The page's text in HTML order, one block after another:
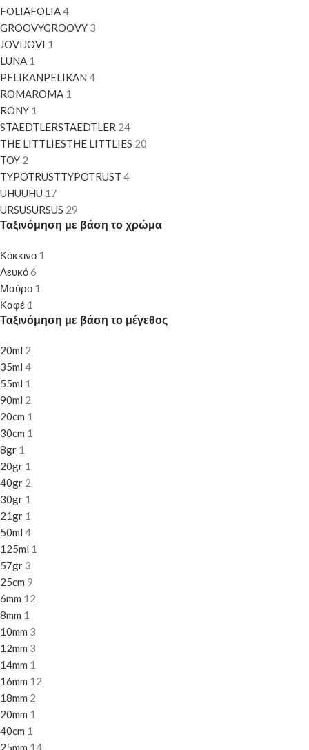
FOLIAFOLIA4
GROOVYGROOVY 3
JOVI JOVI 1
LUNA 1
PELIKANPELIKAN 4
ROMAROMA 1
RONY 1
STAEDTLERSTAEDTLER 24
THE LITTLIESTHE LITTLIES 20
TOY 2
TYPOTRUSTTYPOTRUST 4
UHUUHU 17
URSUSURSUS 29
Ταξινόμηση με βάση το χρώμα
Κόκκινο 1
Λευκό6
Μαύρο 1
Καφέ 1
Ταξινόμηση με βάση το μέγεθος
20ml 2
35ml 4
55ml 1
90ml 2
20cm 1
30cm 1
8gr 1
20gr 1
40gr 2
30gr 1
21gr 1
50ml 4
125ml 1
57gr 3
25cm 9
6mm 12
8mm 1
10mm 3
12mm 3
14mm 1
16mm 12
18mm 2
20mm 1
40cm 1